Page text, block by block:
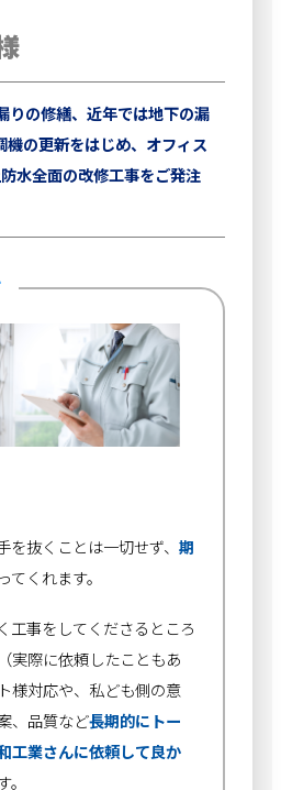
りの修繕、近年では地下の漏
機の更新をはじめ、オフィス
水全面の改修工事をご発注
を抜くことは一切せず、期
てくれます。
工事をしてくださるところ
実際に依頼したこともあ
様対応や、私ども側の意
、品質など長期的にトー
工業さんに依頼して良か